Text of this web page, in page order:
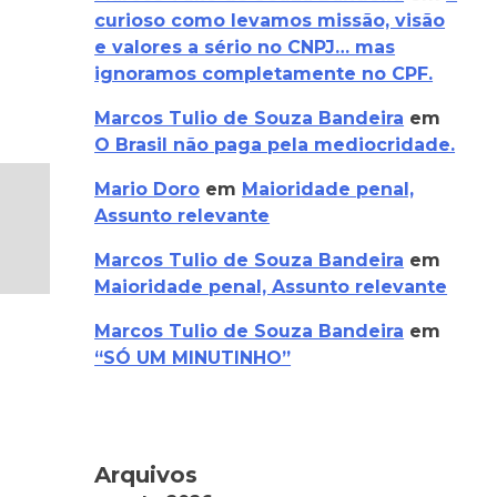
curioso como levamos missão, visão
e valores a sério no CNPJ… mas
ignoramos completamente no CPF.
Marcos Tulio de Souza Bandeira em
O Brasil não paga pela mediocridade.
Mario Doro em Maioridade penal,
Assunto relevante
Marcos Tulio de Souza Bandeira em
Maioridade penal, Assunto relevante
Marcos Tulio de Souza Bandeira em
“SÓ UM MINUTINHO”
Arquivos